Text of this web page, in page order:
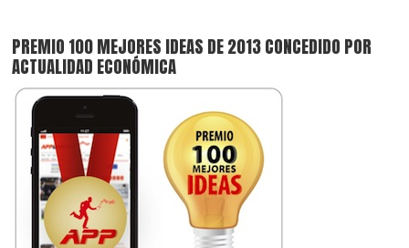
PREMIO 100 MEJORES IDEAS DE 2013 CONCEDIDO POR
ACTUALIDAD ECONÓMICA